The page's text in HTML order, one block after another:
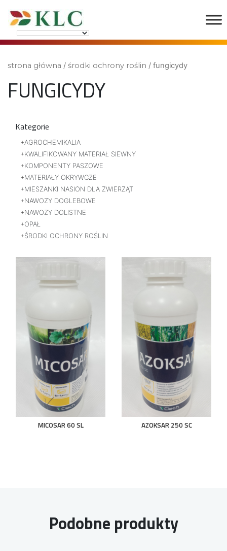
strona główna / środki ochrony roślin / fungicydy
FUNGICYDY
Kategorie
AGROCHEMIKALIA
KWALIFIKOWANY MATERIAŁ SIEWNY
KOMPONENTY PASZOWE
MATERIAŁY OKRYWCZE
MIESZANKI NASION DLA ZWIERZĄT
NAWOZY DOGLEBOWE
NAWOZY DOLISTNE
OPAŁ
ŚRODKI OCHRONY ROŚLIN
MICOSAR 60 SL AZOKSAR 250 SC
Podobne produkty